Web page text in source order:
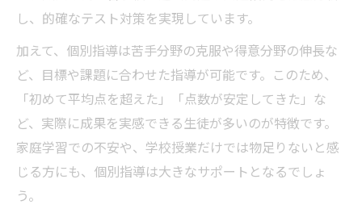
は
太田市で学力向上を実感できる個別指導の
個別指導塾のカリキュラムが学力を底上げ
する
子どもの苦手克服を支える個別指導の強み
個別指導が苦手科目克服に効果的な理由
し、的確なテスト対策を実現しています。
加えて、個別指導は苦手分野の克服や得意分野の伸長な
ど、目標や課題に合わせた指導が可能です。このため、
「初めて平均点を超えた」「点数が安定してきた」な
ど、実際に成果を実感できる生徒が多いのが特徴です。
家庭学習での不安や、学校授業だけでは物足りないと感
じる方にも、個別指導は大きなサポートとなるでしょ
う。